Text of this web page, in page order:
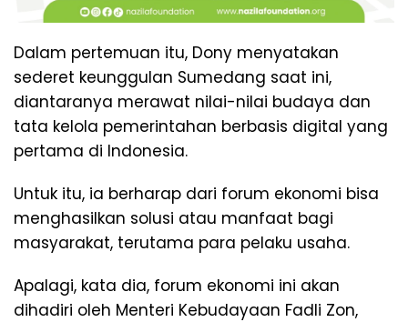
Dalam pertemuan itu, Dony menyatakan
sederet keunggulan Sumedang saat ini,
diantaranya merawat nilai-nilai budaya dan
tata kelola pemerintahan berbasis digital yang
pertama di Indonesia.
Untuk itu, ia berharap dari forum ekonomi bisa
menghasilkan solusi atau manfaat bagi
masyarakat, terutama para pelaku usaha.
Apalagi, kata dia, forum ekonomi ini akan
dihadiri oleh Menteri Kebudayaan Fadli Zon,